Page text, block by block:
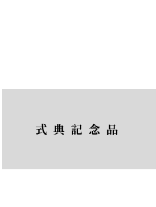
式典記念品